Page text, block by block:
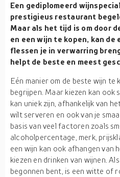
Een gediplomeerd
prestigieus restaurant
Maar als het tijd is om door
en een wijn te kopen, kan de
flessen je in verwarring
helpt de beste en meest
Eén manier om de beste wijn te
begrijpen. Maar kiezen kan ook
kan uniek zijn, afhankelijk van
wilt serveren en ook van je
basis van veel factoren zoals
alcoholpercentage, merk,
een wijn kan ook afhangen van
kiezen en drinken van wijnen.
begonnen bent, is een witte of